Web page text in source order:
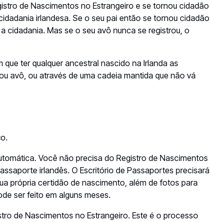
de Nascimentos no Estrangeiro e se tornou cidadão
irlandesa. Se o seu pai então se tornou cidadão
cidadania. Mas se o seu avô nunca se registrou, o
ter qualquer ancestral nascido na Irlanda as
avô, ou através de uma cadeia mantida que não vá
Você não precisa do Registro de Nascimentos
irlandês. O Escritório de Passaportes precisará
própria certidão de nascimento, além de fotos para
ser feito em alguns meses.
de Nascimentos no Estrangeiro. Este é o processo